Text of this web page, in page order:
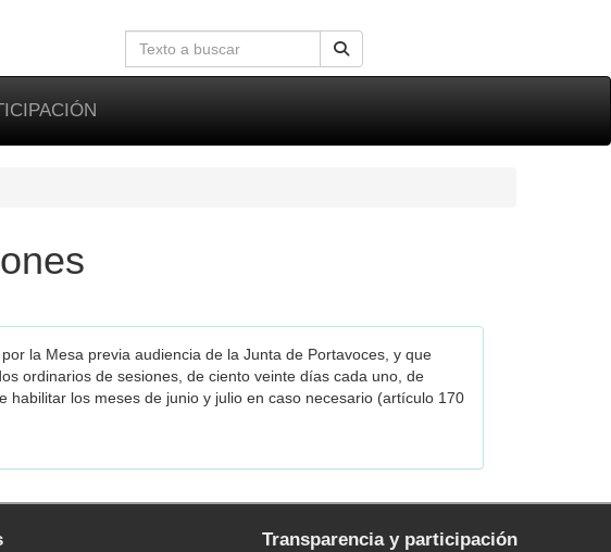
la Mesa previa audiencia de la Junta de Portavoces, y que
ordinarios de sesiones, de ciento veinte días cada uno, de
los meses de junio y julio en caso necesario (artículo 170
Transparencia y participación